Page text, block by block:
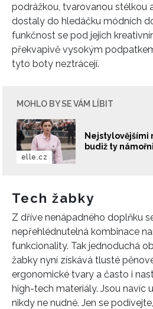
podrážkou, tvarovanou stélkou
dostaly do hledáčku módních
funkčnost se pod jejich
překvapivě vysokým
tyto boty neztrácejí.
MOHLO BY SE VÁM LÍBIT
Nejstylovějšími
budiž ty
elle.cz
Tech žabky
Z dříve nenápadného doplňku
nepřehlédnutelná kombinace
funkcionality. Tak jednoduchá
žabky nyní získává tlusté
ergonomické tvary a často i
high-tech materiály. Jsou navíc
nikdy ne nudné. Jen se